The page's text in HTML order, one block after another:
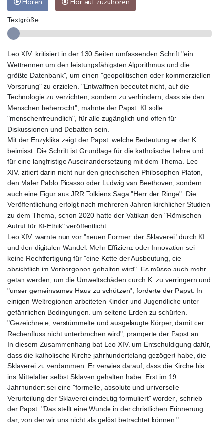
Hören Hör auf zuzuhören
Textgröße:
Leo XIV. kritisiert in der 130 Seiten umfassenden Schrift "ein
Wettrennen um den leistungsfähigsten Algorithmus und die
größte Datenbank", um einen "geopolitischen oder kommerziellen
Vorsprung" zu erzielen. "Entwaffnen bedeutet nicht, auf die
Technologie zu verzichten, sondern zu verhindern, dass sie den
Menschen beherrscht", mahnte der Papst. KI solle
"menschenfreundlich", für alle zugänglich und offen für
Diskussionen und Debatten sein.
Mit der Enzyklika zeigt der Papst, welche Bedeutung er der KI
beimisst. Die Schrift ist Grundlage für die katholische Lehre und
für eine langfristige Auseinandersetzung mit dem Thema. Leo
XIV. zitiert darin nicht nur den griechischen Philosophen Platon,
den Maler Pablo Picasso oder Ludwig van Beethoven, sondern
auch eine Figur aus JRR Tolkiens Saga "Herr der Ringe". Die
Veröffentlichung erfolgt nach mehreren Jahren kirchlicher Studien
zu dem Thema, schon 2020 hatte der Vatikan den "Römischen
Aufruf für KI-Ethik" veröffentlicht.
Leo XIV. warnte nun vor "neuen Formen der Sklaverei" durch KI
und den digitalen Wandel. Mehr Effizienz oder Innovation sei
keine Rechtfertigung für "eine Kette der Ausbeutung, die
absichtlich im Verborgenen gehalten wird". Es müsse auch mehr
getan werden, um die Umweltschäden durch KI zu verringern und
"unser gemeinsames Haus zu schützen", forderte der Papst. In
einigen Weltregionen arbeiteten Kinder und Jugendliche unter
gefährlichen Bedingungen, um seltene Erden zu schürfen.
"Gezeichnete, verstümmelte und ausgelaugte Körper, damit der
Rechenfluss nicht unterbrochen wird", prangerte der Papst an.
In diesem Zusammenhang bat Leo XIV. um Entschuldigung dafür,
dass die katholische Kirche jahrhundertelang gezögert habe, die
Sklaverei zu verdammen. Er verwies darauf, dass die Kirche bis
ins Mittelalter selbst Sklaven gehalten habe. Erst im 19.
Jahrhundert sei eine "formelle, absolute und universelle
Verurteilung der Sklaverei eindeutig formuliert" worden, schrieb
der Papst. "Das stellt eine Wunde in der christlichen Erinnerung
dar, von der wir uns nicht als gelöst betrachtet können."